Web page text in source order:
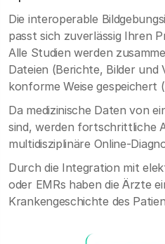
Die interoperable
passt sich zuverlässig Ihren
Alle Studien werden
Dateien (Berichte, Bilder und
konforme Weise gespeichert
Da medizinische Daten von
sind, werden fortschrittliche
multidisziplinäre Online-
Durch die Integration mit
oder EMRs haben die Ärzte
Krankengeschichte des